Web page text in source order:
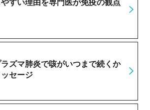
すい理由を専門医が免疫の観点
ズマ肺炎で咳がいつまで続くか
セージ